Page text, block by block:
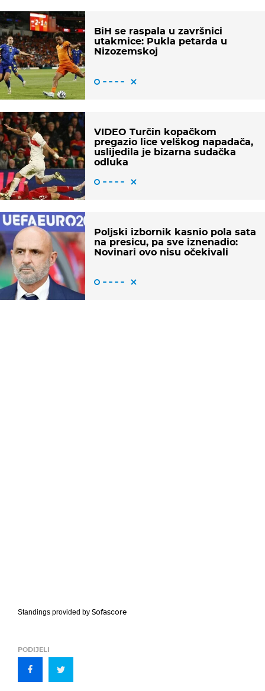
BiH se raspala u završnici
utakmice: Pukla petarda u
Nizozemskoj
VIDEO Turčin kopačkom
pregazio lice velškog napadača,
uslijedila je bizarna sudačka
odluka
Poljski izbornik kasnio pola sata
na presicu, pa sve iznenadio:
Novinari ovo nisu očekivali
Standings provided by Sofascore
PODIJELI